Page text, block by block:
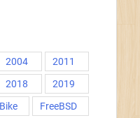
2004
2011
2018
2019
Bike
FreeBSD